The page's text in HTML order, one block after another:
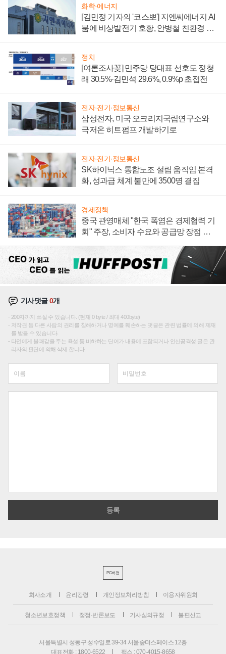
화학·에너지
[김민정 기자의 '코스뽀'] 지엔씨에너지 AI
붐에 비상발전기 호황, 안병철 친환경 에
정치
[여론조사꽃] 민주당 당대표 선호도 정청
래 30.5%·김민석 29.6%, 0.9%p 초접전
전자·전기·정보통신
삼성전자, 미국 오크리지국립연구소와
극저온 히트펌프 개발하기로
전자·전기·정보통신
SK하이닉스 통합노조 설립 움직임 본격
화, 성과급 체계 불만에 3500명 결집
경제정책
중국 관영매체 "한국 폭염은 경제협력 기
회" 주장, 소비자 수요와 공급망 장점 강
기사댓글0개
200자까지 쓰실 수 있습니다. (현재 0 byte / 최대 400byte)
저작권 등 다른 사람의 권리를 침해하거나 명예를 훼손하는 댓글은 관련 법률에 의해 제재
를 받을 수 있습니다.
타인에게 불쾌감을 주는 욕설 등 비하하는 단어가 내용에 포함되거나 인신공격성 글은 관
리자의 판단에 의해 삭제 합니다.
PC버전
회사소개 윤리강령 개인정보처리방침 이용자위원회
청소년보호정책 정정·반론보도 기사심의규정 불편신고
서울특별시 성동구 성수일로 39-34 서울숲더스페이스 12층
대표전화 : 1800-6522
팩스 : 070-4015-8658